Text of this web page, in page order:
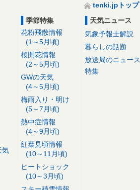
tenki.jpトップ
気
季節特集
花粉飛散情報
(1～5月頃)
桜開花情報
(2～5月頃)
GWの天気
(4～5月頃)
梅雨入り・明け
(5～7月頃)
熱中症情報
(4～9月頃)
紅葉見頃情報
(10～11月頃)
ヒートショック
(10～3月頃)
天気ニュース
気象予報士解説
暮らしの話題
放送局のニュース
特集